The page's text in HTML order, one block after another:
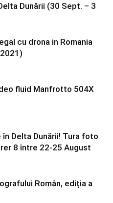
Dunării (30 Sept. – 3
cu drona in Romania
fluid Manfrotto 504X
în Delta Dunării! Tura foto
8 între 22-25 August
Român, ediția a